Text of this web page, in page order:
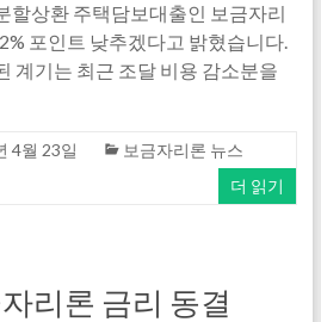
할상환 주택담보대출인 보금자리
포인트 낮추겠다고 밝혔습니다.
계기는 최근 조달 비용 감소분을
4월 23일
보금자리론 뉴스
더 읽기
리론 금리 동결